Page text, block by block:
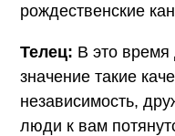
рождественские
Телец: В это
значение такие
независимость,
люди к вам